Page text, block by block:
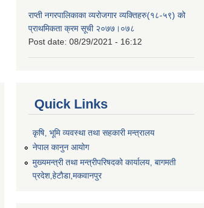
राप्ती नगरपालिकाका व्यरोजगार व्यक्तिहरु(१८-५९) को
प्राथमिकता क्रम सूची २०७७।०७८
Post date: 08/29/2021 - 16:12
Quick Links
कृषि, भूमि व्यवस्था तथा सहकारी मन्त्रालय
नेपाल कानुन आयोग
मुख्यमन्त्री तथा मन्त्रीपरिषदको कार्यालय, बागमती
प्रदेश,हेटाैडा,मकवानपुर